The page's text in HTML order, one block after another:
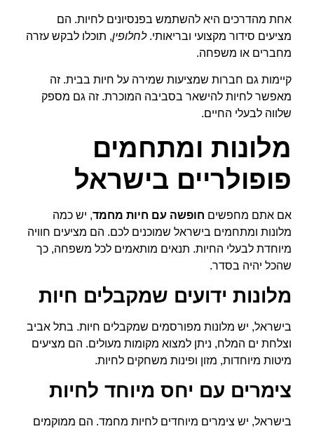
אחת מהדרכים היא להשתמש בפנסיונים לחיות. הם
מציעים סידור מקצועי ובריאותי.לחלופין, תוכלו לבקש עזרה
מחברים או משפחה.
קיימות גם חברות שמציעות שמירה על חיות בבית. זה
מאפשר לחיות להישאר בסביבה המוכרת. זה גם מספק
שלווה לבעלי החיים.
מלונות ומתחמים
פופולריים בישראל
אם אתם מחפשים חופשה עם חיות מחמד, יש כמה
מלונות ומתחמים בישראל שמוכנים לכם. הם מציעים חוויה
מיוחדת לבעלי החיות. תנאים מותאמים לכל משפחה, כך
שהכל יהיה בסדר.
מלונות ידועים שמקבלים חיות
בישראל, יש מלונות מפורסמים שמקבלים חיות. בתל אביב
וצלחת ים המלח, ניתן למצוא מקומות מעולים. הם מציעים
מיטות מיוחדות, מזון ופינות משחקים לחיות.
צימרים עם יחס מיוחד לחיות
בישראל, יש צימרים מיוחדים לחיות מחמד. הם ממוקמים